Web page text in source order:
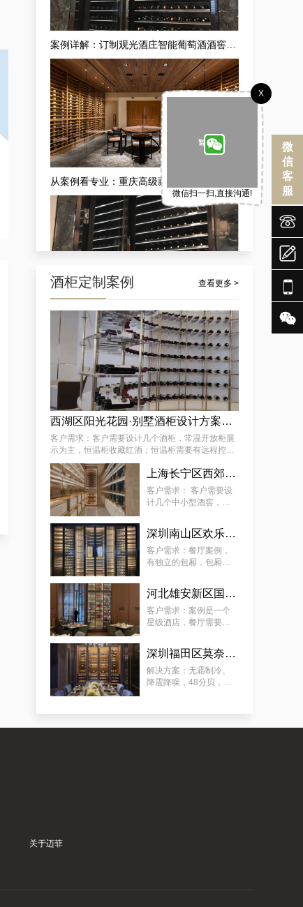
从案例看专业：重庆高级藏酒窖红酒酒庄供应商的现代酒庄法式恒湿藏酒窖定做之道
成功案例分享：订制社交会所防潮酒窖，武隆酒窖订制会所供应商独家揭秘
某街道专用藏酒窖红酒酒厂厂家案例详解，让酒厂新款藏酒窖订制变得简单
典型案例：订制会所豪华恒温藏酒窖，潼南专业会所藏酒窖工厂的专业流程
酒柜定制案例 查看更多 >
西湖区阳光花园·别墅酒柜设计方案推荐
客户需求：客户需要设计几个酒柜，常温开放柜展
示为主，恒温柜收藏红酒；恒温柜需要有远程控制
温湿度功能 。
上海长宁区西郊壹号·会所：中小型酒柜定制解决方案
客户需求： 客户需要设
计几个中小型酒窖，常
温柜放红酒；恒温柜需
要有远程控制温湿度功
能 。
深圳南山区欢乐海岸社佳日本料理恒温酒柜定制案例
客户需求：餐厅案例，
有独立的包厢，包厢酒
5~22°C（ 可调 ）。主
要放：红酒、清酒、洋
酒（ 洋酒可常温 ）。
河北雄安新区国际酒店酒柜定制服务案例
客户需求：案例是一个
星级酒店，餐厅需要展
酒、清酒、啤酒，酒柜
放在显眼位置，可供客
人欣赏和选择喜欢的餐
酒，需容量尽可能大。
深圳福田区莫奈法餐厅欧式风格酒柜定制服务
解决方案：无霜制冷、
降震降噪，48分贝，适
酿；用餐厅酒柜 ，餐酒
关于迈菲
微
信
客
服
X
微信扫一扫,直接沟通!




